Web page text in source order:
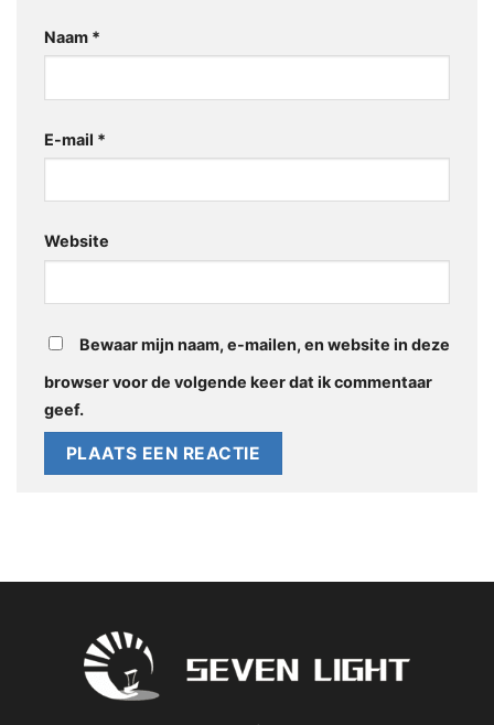
Naam *
E-mail *
Website
Bewaar mijn naam, e-mailen, en website in deze
browser voor de volgende keer dat ik commentaar
geef.